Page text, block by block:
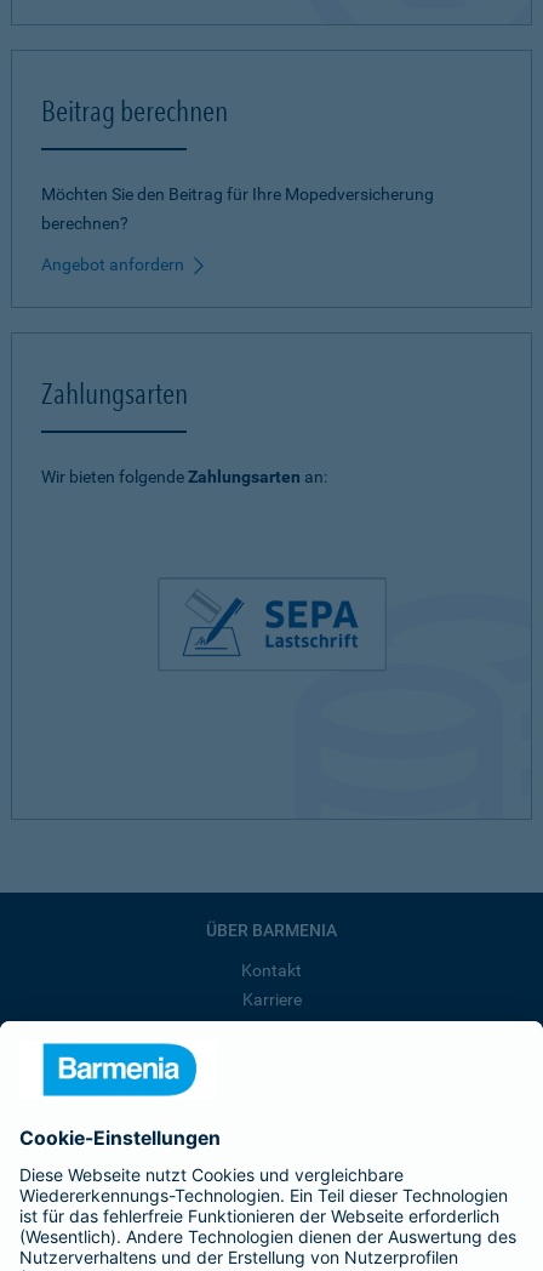
Beitrag berechnen
Möchten Sie den Beitrag für Ihre Mopedversicherung
berechnen?
Angebot anfordern
Zahlungsarten
Wir bieten folgendeZahlungsarten an:
ÜBER BARMENIA
Kontakt
Karriere
Barmenia ist Teil der BarmeniaGothaer
BELIEBTE SEITEN
Kranken-Zusatzversicherung
Tierversicherungen